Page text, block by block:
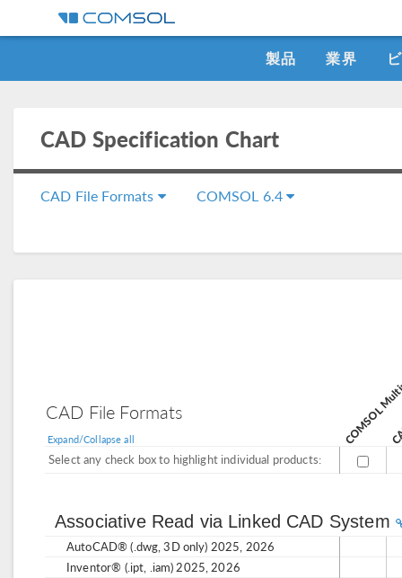
製品 業界
CAD Specification Chart
CAD File Formats COMSOL 6.4
CAD File Formats
Expand/Collapse all
Select any check box to highlight individual products:
Associative Read via Linked CAD System
AutoCAD® (.dwg, 3D only) 2025, 2026
Inventor® (.ipt, .iam) 2025, 2026